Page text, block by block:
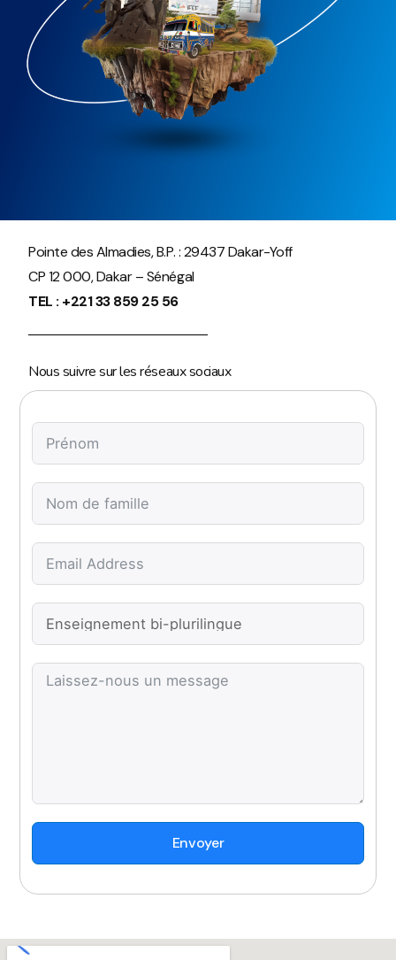
Pointe des Almadies, B.P. : 29437 Dakar-Yoff
CP 12 000, Dakar – Sénégal
TEL : +221 33 859 25 56
Nous suivre sur les réseaux sociaux
Envoyer